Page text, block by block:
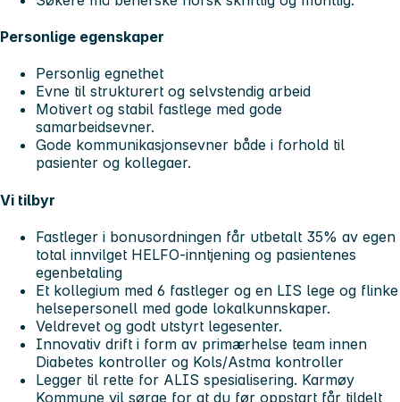
Personlige egenskaper
Personlig egnethet
Evne til strukturert og selvstendig arbeid
Motivert og stabil fastlege med gode
samarbeidsevner.
Gode kommunikasjonsevner både i forhold til
pasienter og kollegaer.
Vi tilbyr
Fastleger i bonusordningen får utbetalt 35% av egen
total innvilget HELFO-inntjening og pasientenes
egenbetaling
Et kollegium med 6 fastleger og en LIS lege og flinke
helsepersonell med gode lokalkunnskaper.
Veldrevet og godt utstyrt legesenter.
Innovativ drift i form av primærhelse team innen
Diabetes kontroller og Kols/Astma kontroller
Legger til rette for ALIS spesialisering. Karmøy
Kommune vil sørge for at du før oppstart får tildelt